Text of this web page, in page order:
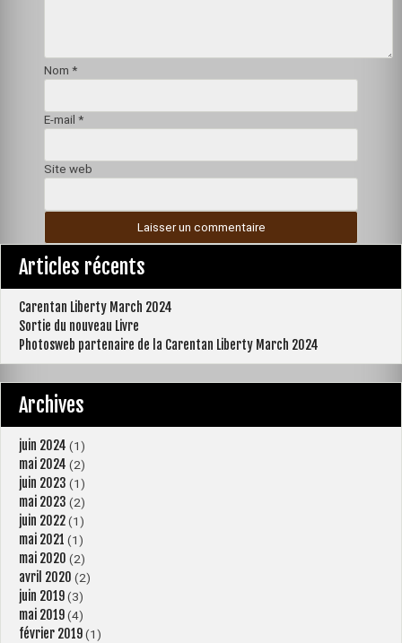
Nom*
E-mail*
Site web
Articles récents
Carentan Liberty March 2024
Sortie du nouveau Livre
Photosweb partenaire de la Carentan Liberty March 2024
Archives
juin 2024 (1)
mai 2024 (2)
juin 2023 (1)
mai 2023 (2)
juin 2022 (1)
mai 2021 (1)
mai 2020 (2)
avril 2020 (2)
juin 2019 (3)
mai 2019 (4)
février 2019 (1)